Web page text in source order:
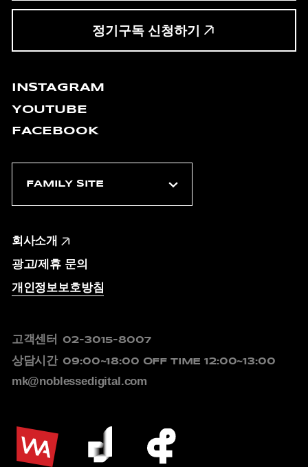
정기구독 신청하기
INSTAGRAM
YOUTUBE
FACEBOOK
회사소개
광고/제휴 문의
개인정보보호방침
고객센터 02-3015-8007
상담시간 09:00~18:00 OFF TIME 12:00~13:00
mk@noblessedigital.com